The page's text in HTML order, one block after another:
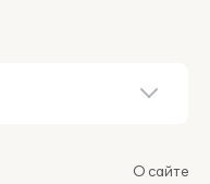
О сайте